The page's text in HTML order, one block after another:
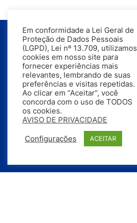
GESTÃO
Gestão
Gestão Financeira
Gestão de Pessoas
Compras
Estoque
Vendas
Em conformidade a Lei Geral de
Proteção de Dados Pessoais
(LGPD), Lei nº 13.709, utilizamos
cookies em nosso site para
fornecer experiências mais
relevantes, lembrando de suas
preferências e visitas repetidas.
Ao clicar em “Aceitar”, você
concorda com o uso de TODOS
os cookies.
AVISO DE PRIVACIDADE
Configurações ACEITAR